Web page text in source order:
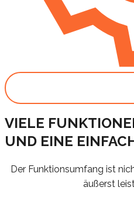
VIELE
UND EINE
Der Funktionsumfang ist
äußerst